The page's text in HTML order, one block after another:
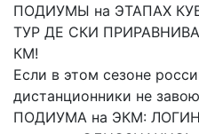
ПОДИУМЫ на ЭТАПАХ
ТУР ДЕ СКИ
КМ!
Если в этом сезоне
дистанционники не
ПОДИУМА на ЭКМ: